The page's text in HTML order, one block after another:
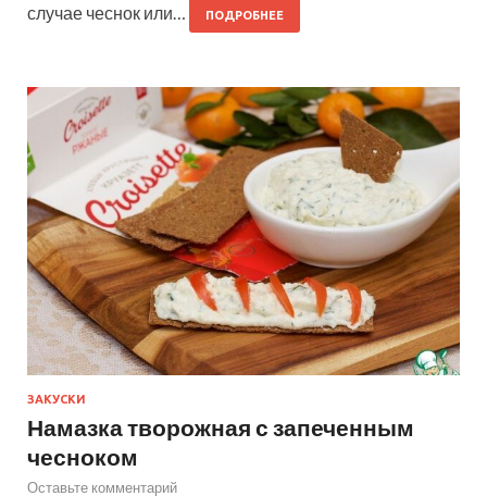
случае чеснок или…
ПОДРОБНЕЕ
ЗАКУСКИ
Намазка творожная с запеченным
чесноком
Оставьте комментарий